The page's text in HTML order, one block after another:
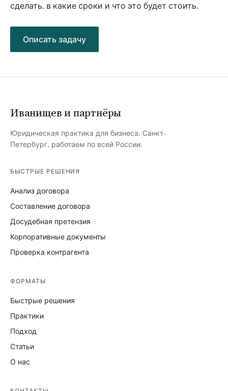
сделать, в какие сроки и что это будет стоить.
Описать задачу
Иванищев и партнёры
Юридическая практика для бизнеса. Санкт-
Петербург, работаем по всей России.
БЫСТРЫЕ РЕШЕНИЯ
Анализ договора
Составление договора
Досудебная претензия
Корпоративные документы
Проверка контрагента
ФОРМАТЫ
Быстрые решения
Практики
Подход
Статьи
О нас